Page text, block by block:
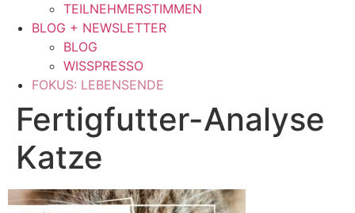
TEILNEHMERSTIMMEN
BLOG + NEWSLETTER
BLOG
WISSPRESSO
FOKUS: LEBENSENDE
Fertigfutter-Analyse
Katze